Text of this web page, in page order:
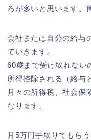
ろが多いと思います。
会社または自分の給与
ていきます。
60歳まで受け取れない
所得控除される（給与
月々の所得税、社会保
なります。
月5万円手取りでもら